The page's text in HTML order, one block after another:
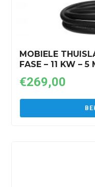
MOBIELE
FASE – 11 KW – 5
€269,00